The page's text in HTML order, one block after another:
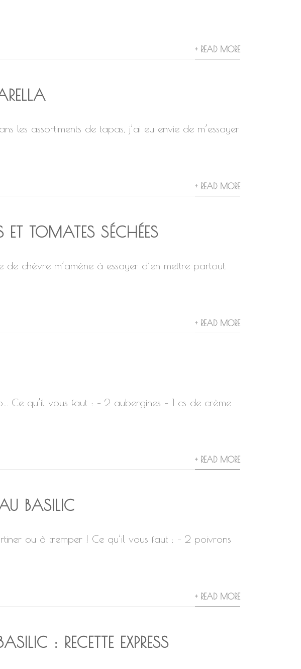
+ READ MORE
les assortiments de tapas, j’ai eu envie de m’essayer
+ READ MORE
TOMATES SÉCHÉES
chèvre m’amène à essayer d’en mettre partout.
+ READ MORE
Ce qu’il vous faut : – 2 aubergines – 1 cs de crème
+ READ MORE
BASILIC
ou à tremper ! Ce qu’il vous faut : – 2 poivrons
+ READ MORE
: RECETTE EXPRESS